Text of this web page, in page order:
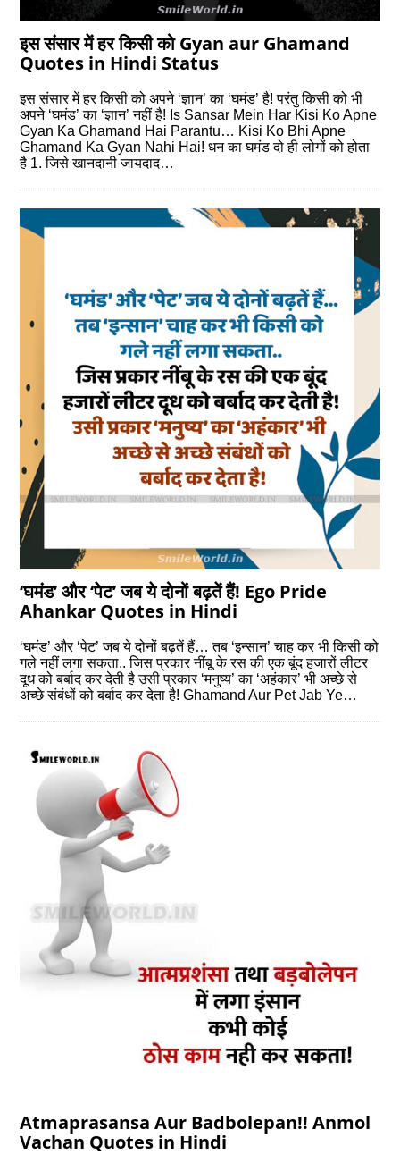
इस संसार में हर किसी को Gyan aur Ghamand
Quotes in Hindi Status
इस संसार में हर किसी को अपने ‘ज्ञान’ का ‘घमंड’ है! परंतु किसी को भी
अपने ‘घमंड’ का ‘ज्ञान’ नहीं है! Is Sansar Mein Har Kisi Ko Apne
Gyan Ka Ghamand Hai Parantu… Kisi Ko Bhi Apne
Ghamand Ka Gyan Nahi Hai! धन का घमंड दो ही लोगों को होता
है 1. जिसे खानदानी जायदाद…
‘घमंड’ और ‘पेट’ जब ये दोनों बढ़तें हैं! Ego Pride
Ahankar Quotes in Hindi
‘घमंड’ और ‘पेट’ जब ये दोनों बढ़तें हैं… तब ‘इन्सान’ चाह कर भी किसी को
गले नहीं लगा सकता.. जिस प्रकार नींबू के रस की एक बूंद हजारों लीटर
दूध को बर्बाद कर देती है उसी प्रकार ‘मनुष्य’ का ‘अहंकार’ भी अच्छे से
अच्छे संबंधों को बर्बाद कर देता है! Ghamand Aur Pet Jab Ye…
Atmaprasansa Aur Badbolepan!! Anmol
Vachan Quotes in Hindi